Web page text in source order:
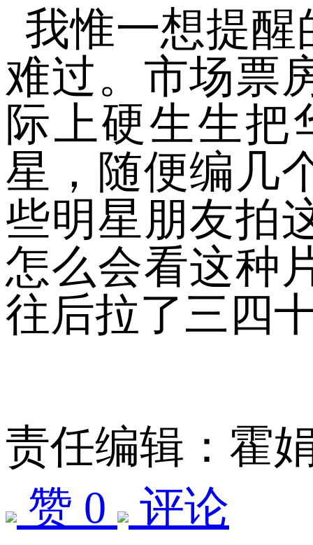
我惟一想提醒
难过。市场票
际上硬生生把
星，随便编几
些明星朋友拍
怎么会看这种
往后拉了三四
责任编辑：霍
赞 0
评论